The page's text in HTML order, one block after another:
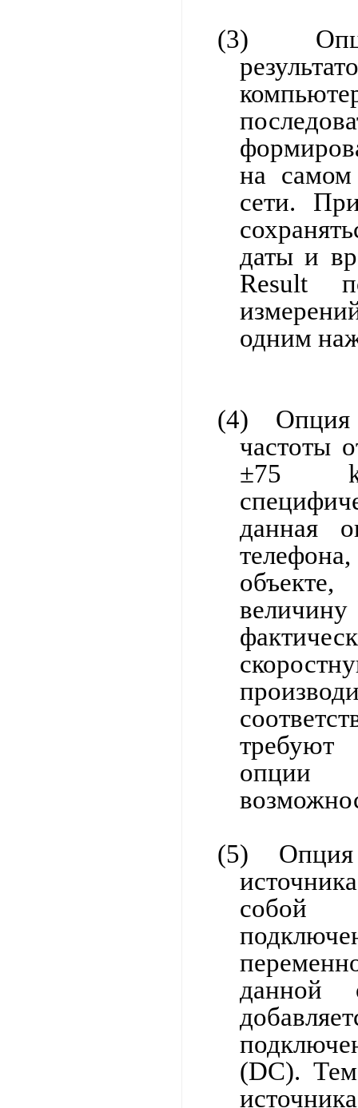
(3)
на самом
сети.
даты и
Result
одним
(4)
Опция
частоты
±75
данная
требуют
опции
(5)
собой
данной
(DC).